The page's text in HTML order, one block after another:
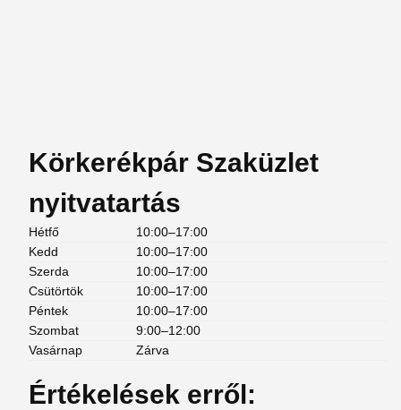
Körkerékpár Szaküzlet
nyitvatartás
Hétfő
10:00–17:00
Kedd
10:00–17:00
Szerda
10:00–17:00
Csütörtök
10:00–17:00
Péntek
10:00–17:00
Szombat
9:00–12:00
Vasárnap
Zárva
Értékelések erről: